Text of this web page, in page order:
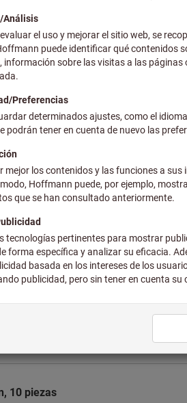
X-am® 2800, Tipo: 2800SET
6500
10 piezas